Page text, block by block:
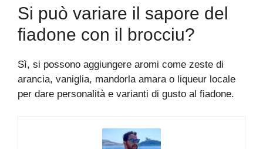
Si può variare il sapore del
fiadone con il brocciu?
Sì, si possono aggiungere aromi come zeste di
arancia, vaniglia, mandorla amara o liqueur locale
per dare personalità e varianti di gusto al fiadone.